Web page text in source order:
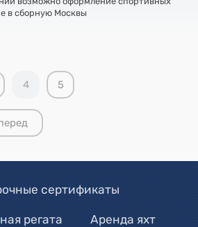
в сборную Москвы
4 5
сертификаты
регата Аренда яхт